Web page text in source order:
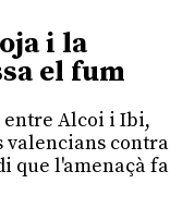
i la
el fum
entre Alcoi i Ibi,
valencians contra
que l'amenaçà fa